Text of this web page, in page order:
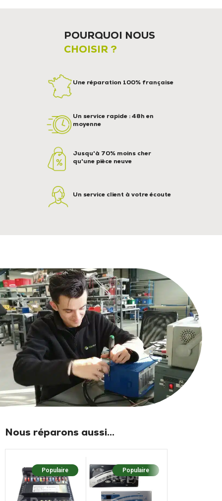
POURQUOI NOUS
CHOISIR ?
Une réparation 100% française
Un service rapide : 48h en
moyenne
Jusqu'à 70% moins cher
qu'une pièce neuve
Un service client à votre écoute
Nous réparons aussi...
Populaire Populaire